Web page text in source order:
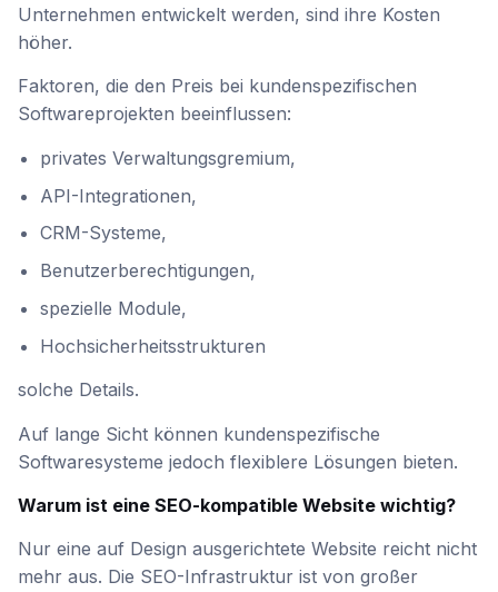
Unternehmen entwickelt werden, sind ihre Kosten
höher.
Faktoren, die den Preis bei kundenspezifischen
Softwareprojekten beeinflussen:
privates Verwaltungsgremium,
API-Integrationen,
CRM-Systeme,
Benutzerberechtigungen,
spezielle Module,
Hochsicherheitsstrukturen
solche Details.
Auf lange Sicht können kundenspezifische
Softwaresysteme jedoch flexiblere Lösungen bieten.
Warum ist eine SEO-kompatible Website wichtig?
Nur eine auf Design ausgerichtete Website reicht nicht
mehr aus. Die SEO-Infrastruktur ist von großer